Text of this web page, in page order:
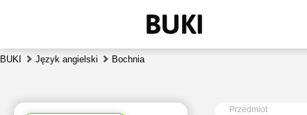
BUKI Język angielski Bochnia
Przedmiot